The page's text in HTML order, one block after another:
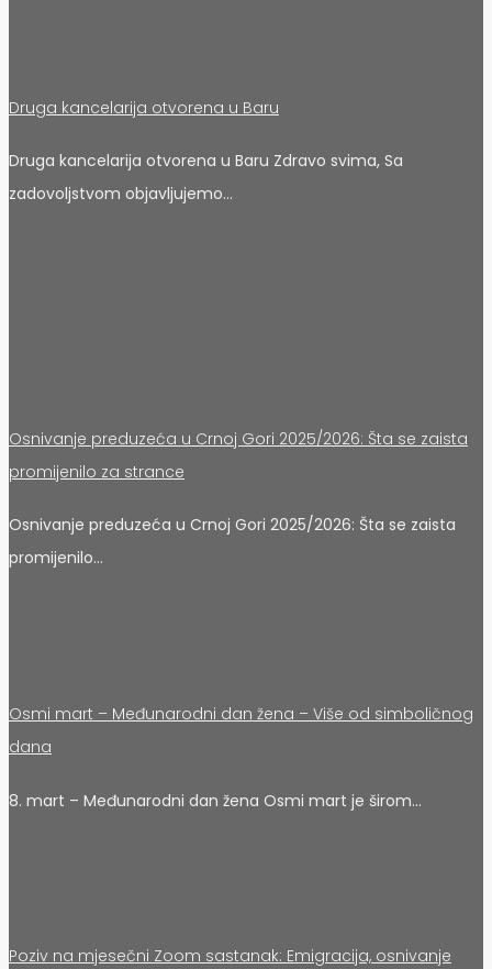
Druga kancelarija otvorena u Baru
Druga kancelarija otvorena u Baru Zdravo svima, Sa
zadovoljstvom objavljujemo…
Osnivanje preduzeća u Crnoj Gori 2025/2026: Šta se zaista
promijenilo za strance
Osnivanje preduzeća u Crnoj Gori 2025/2026: Šta se zaista
promijenilo…
Osmi mart – Međunarodni dan žena – Više od simboličnog
dana
8. mart – Međunarodni dan žena Osmi mart je širom…
Poziv na mjesečni Zoom sastanak: Emigracija, osnivanje